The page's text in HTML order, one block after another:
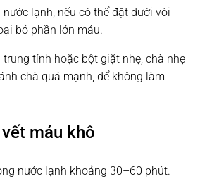
nước lạnh, nếu có thể đặt dưới vòi
bỏ phần lớn máu.
trung tính hoặc bột giặt nhẹ, chà nhẹ
chà quá mạnh, để không làm
máu khô
nước lạnh khoảng 30–60 phút.